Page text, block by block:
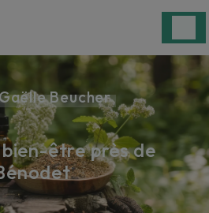
Beucher
bien-être près de